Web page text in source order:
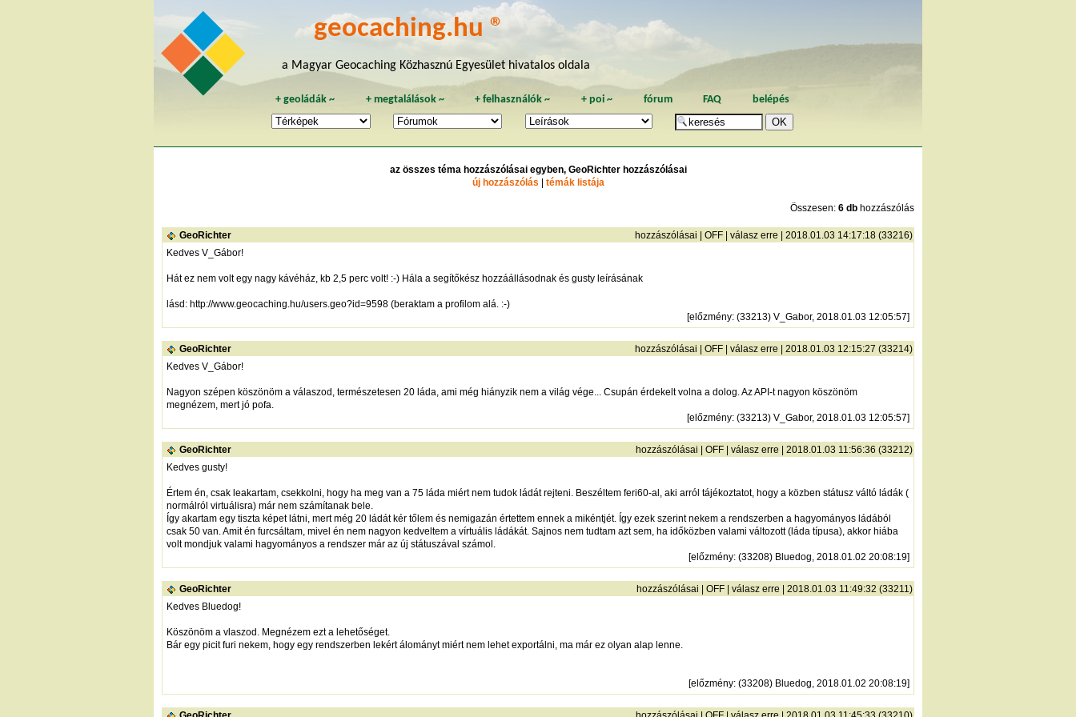
geocaching.hu ®
a Magyar Geocaching Közhasznú Egyesület hivatalos oldala
+geoládák ~ + megtalálások~ +felhasználók ~ + poi~ fórum FAQ belépés
az összes téma hozzászólásai egyben, GeoRichter hozzászólásai
új hozzászólás
témák listája
Összesen: 6 db hozzászólás
GeoRichter hozzászólásai OFF válasz erre | 2018.01.03 14:17:18 (33216)
Kedves V_Gábor!
Hát ez nem volt egy nagy kávéház, kb 2,5 perc volt! :-) Hála a segítőkész hozzáállásodnak és gusty leírásának
lásd: http://www.geocaching.hu/users.geo?id=9598 (beraktam a profilom alá. :-)
[előzmény: (33213) V_Gabor, 2018.01.03 12:05:57]
GeoRichter hozzászólásai OFF válasz erre | 2018.01.03 12:15:27 (33214)
Kedves V_Gábor!
Nagyon szépen köszönöm a válaszod, természetesen 20 láda, ami még hiányzik nem a világ vége... Csupán érdekelt volna a dolog. Az API-t nagyon köszönöm
megnézem, mert jó pofa.
[előzmény: (33213) V_Gabor, 2018.01.03 12:05:57]
GeoRichter hozzászólásai OFF válasz erre | 2018.01.03 11:56:36 (33212)
Kedves gusty!
Értem én, csak leakartam, csekkolni, hogy ha meg van a 75 láda miért nem tudok ládát rejteni. Beszéltem feri60-al, aki arról tájékoztatot, hogy a közben státusz váltó ládák (
normálról virtuálisra) már nem számítanak bele.
Így akartam egy tiszta képet látni, mert még 20 ládát kér tőlem és nemigazán értettem ennek a mikéntjét. Így ezek szerint nekem a rendszerben a hagyományos ládából
csak 50 van. Amit én furcsáltam, mivel én nem nagyon kedveltem a vírtuális ládákát. Sajnos nem tudtam azt sem, ha időközben valami változott (láda típusa), akkor hiába
volt mondjuk valami hagyományos a rendszer már az új státuszával számol.
[előzmény: (33208) Bluedog, 2018.01.02 20:08:19]
GeoRichter hozzászólásai OFF válasz erre | 2018.01.03 11:49:32 (33211)
Kedves Bluedog!
Köszönöm a vlaszod. Megnézem ezt a lehetőséget.
Bár egy picit furi nekem, hogy egy rendszerben lekért álományt miért nem lehet exportálni, ma már ez olyan alap lenne.
[előzmény: (33208) Bluedog, 2018.01.02 20:08:19]